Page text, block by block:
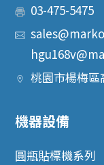
03-475-5475
桃園市楊梅區
機器設備
圓瓶貼標機系列